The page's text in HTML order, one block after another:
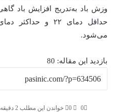
وزش باد به‌تدریج افزایش باد
می‌شود.
بازدید این مقاله: 80
0 خواندن این مطلب 2 دقیقه زمان میبرد